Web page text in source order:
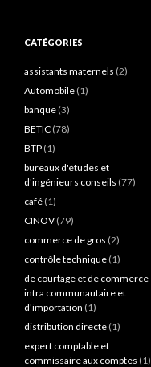
CATÉGORIES
assistants maternels (2)
Automobile (1)
banque (3)
BETIC (78)
BTP (1)
bureaux d'études et
d'ingénieurs conseils (77)
café (1)
CINOV (79)
commerce de gros (2)
contrôle technique (1)
de courtage et de commerce
intra communautaire et
d'importation (1)
distribution directe (1)
expert comptable et
commissaire aux comptes (1)